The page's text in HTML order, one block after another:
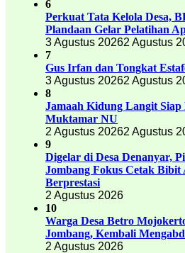
6
Perkuat Tata Kelola Desa,
Plandaan Gelar Pelatihan
3 Agustus 20262 Agustus
7
Gus Irfan dan Tongkat
3 Agustus 20262 Agustus
8
Jamaah Kidung Langit
Muktamar NU
2 Agustus 20262 Agustus
9
Digelar di Desa Denanyar,
Jombang Fokus Cetak Bibit
Berprestasi
2 Agustus 2026
10
Warga Desa Betro
Jombang, Kembali
2 Agustus 2026